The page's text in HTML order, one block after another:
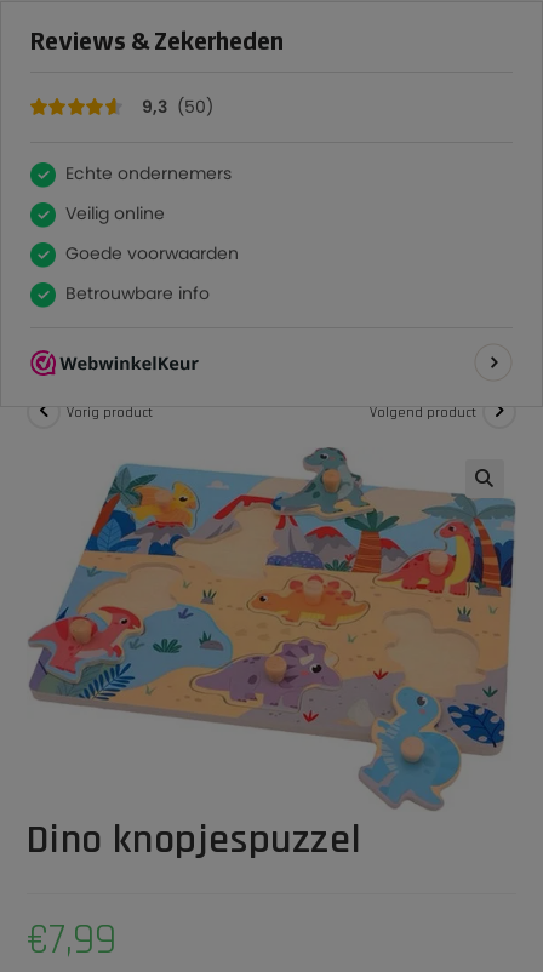
9,3
GRATIS VERZENDING VANAF €75 (NL)
> Shop > Dino knopjespuzzel
Vorig product Volgend product
Dino knopjespuzzel
€7,99